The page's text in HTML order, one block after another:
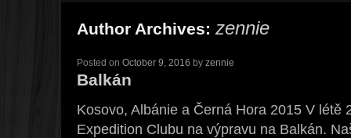
Author Archives: zennie
Posted on October 9, 2016 by zennie
Balkán
Kosovo, Albánie a Černá Hora 2015 V létě
Expedition Clubu na výpravu na Balkán.